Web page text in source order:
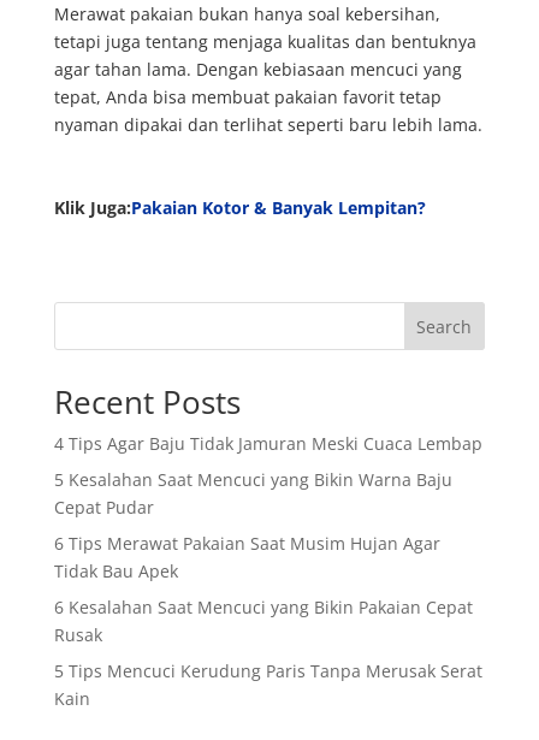
Merawat pakaian bukan hanya soal kebersihan,
tetapi juga tentang menjaga kualitas dan bentuknya
agar tahan lama. Dengan kebiasaan mencuci yang
tepat, Anda bisa membuat pakaian favorit tetap
nyaman dipakai dan terlihat seperti baru lebih lama.
Klik Juga:Pakaian Kotor & Banyak Lempitan?
Search
Recent Posts
4 Tips Agar Baju Tidak Jamuran Meski Cuaca Lembap
5 Kesalahan Saat Mencuci yang Bikin Warna Baju
Cepat Pudar
6 Tips Merawat Pakaian Saat Musim Hujan Agar
Tidak Bau Apek
6 Kesalahan Saat Mencuci yang Bikin Pakaian Cepat
Rusak
5 Tips Mencuci Kerudung Paris Tanpa Merusak Serat
Kain